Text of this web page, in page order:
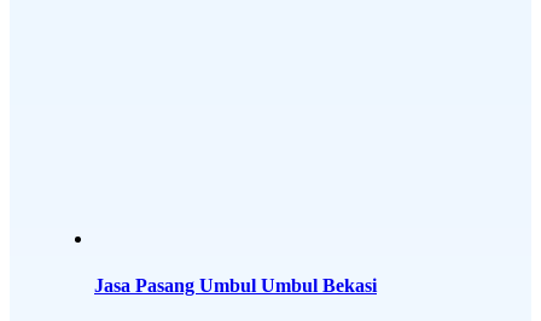
Jasa Pasang Umbul Umbul Bekasi